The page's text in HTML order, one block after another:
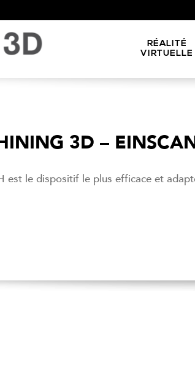
RÉALITÉ
VIRTUELLE
3D –
est le dispositif le plus efficace et